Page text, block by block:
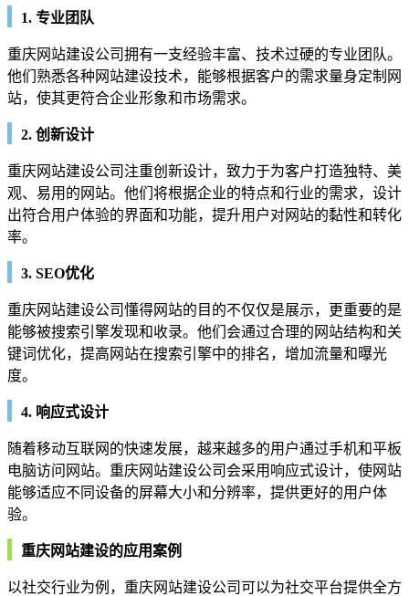
1. 专业团队
重庆网站建设公司拥有一支经验丰富、技术过硬的专业团队。
他们熟悉各种网站建设技术，能够根据客户的需求量身定制网
站，使其更符合企业形象和市场需求。
2. 创新设计
重庆网站建设公司注重创新设计，致力于为客户打造独特、美
观、易用的网站。他们将根据企业的特点和行业的需求，设计
出符合用户体验的界面和功能，提升用户对网站的黏性和转化
率。
3. SEO优化
重庆网站建设公司懂得网站的目的不仅仅是展示，更重要的是
能够被搜索引擎发现和收录。他们会通过合理的网站结构和关
键词优化，提高网站在搜索引擎中的排名，增加流量和曝光
度。
4. 响应式设计
随着移动互联网的快速发展，越来越多的用户通过手机和平板
电脑访问网站。重庆网站建设公司会采用响应式设计，使网站
能够适应不同设备的屏幕大小和分辨率，提供更好的用户体
验。
重庆网站建设的应用案例
以社交行业为例，重庆网站建设公司可以为社交平台提供全方